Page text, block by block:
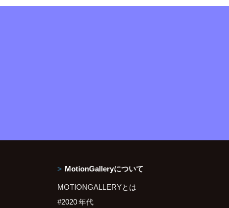
MotionGalleryについて
MOTIONGALLERYとは
#2020 年代